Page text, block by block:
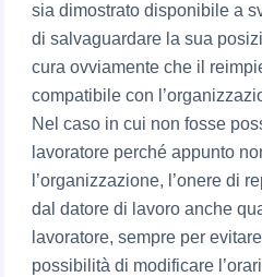
sia dimostrato disponibile a
di salvaguardare la sua
cura ovviamente che il
compatibile con
Nel caso in cui non fosse
lavoratore perché appunto
l’organizzazione, l’onere di
dal datore di lavoro anche
lavoratore, sempre per
possibilità di modificare